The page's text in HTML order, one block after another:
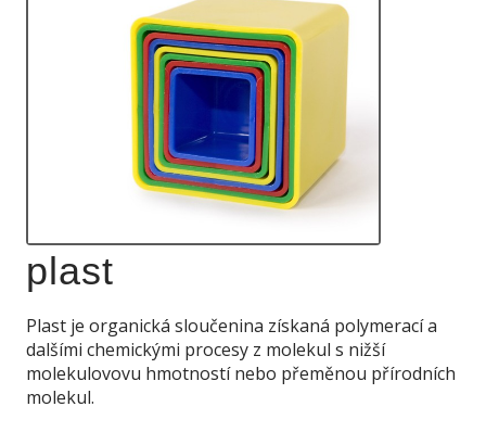
plast
Plast je organická sloučenina získaná polymerací a
dalšími chemickými procesy z molekul s nižší
molekulovovu hmotností nebo přeměnou přírodních
molekul.